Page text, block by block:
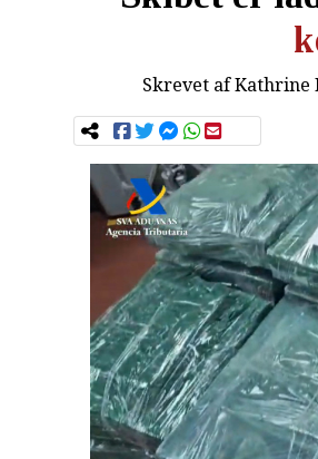
Skrevet afKathrine